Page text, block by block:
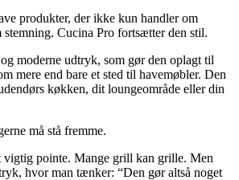
produkter, der ikke kun handler om
Cucina Pro fortsætter den stil.
moderne udtryk, som gør den oplagt til
mere end bare et sted til havemøbler. Den
køkken, dit loungeområde eller din
må stå fremme.
vigtig pointe. Mange grill kan grille. Men
hvor man tænker: “Den gør altså noget